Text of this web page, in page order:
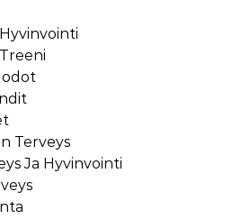
Terveys
Ja Hyvinvointi